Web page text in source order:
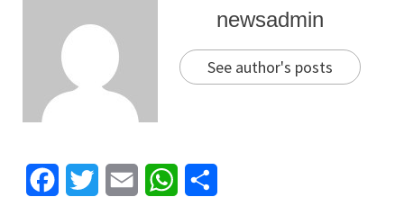
newsadmin
See author's posts
FacebookTwitter Email WhatsApp